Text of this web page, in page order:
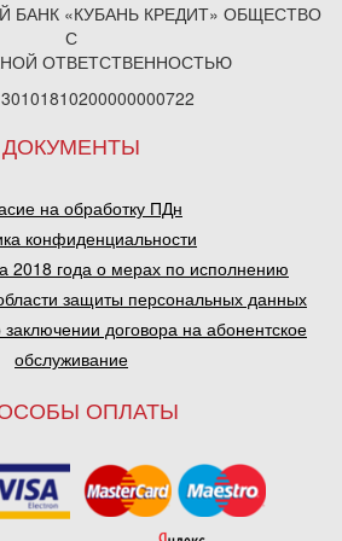
БАНК «КУБАНЬ КРЕДИТ» ОБЩЕСТВО
С
ОТВЕТСТВЕННОСТЬЮ
ДОКУМЕНТЫ
на обработку ПДн
конфиденциальности
2018 года о мерах по исполнению
защиты персональных данных
договора на абонентское
обслуживание
ОПЛАТЫ